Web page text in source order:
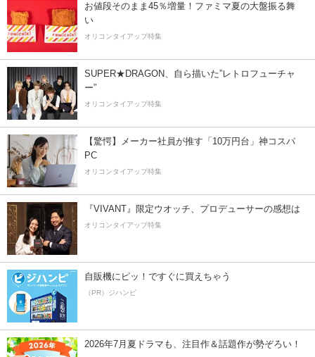
お値段そのまま45％増量！ファミマ夏の大盤振る舞
い
オリコンタイアップ特集
SUPER★DRAGON、自ら描いた”レトロフューチャ
ー”
オリコンタイアップ特集
【驚愕】メーカー社員が推す「10万円台」神コスパ
PC
オリコンタイアップ特集
『VIVANT』限定ウオッチ、プロデューサーの感想は
オリコンタイアップ特集
自販機にピッ！ですぐに買えちゃう
（PR）ジハンピ
2026年7月夏ドラマも、注目作＆話題作が勢ぞろい！